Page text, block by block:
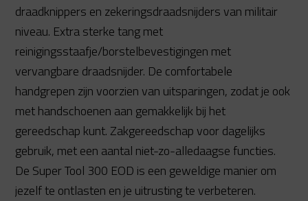
draadknippers en zekeringsdraadsnijders van militair
niveau. Extra sterke tang met
reinigingsstaafje/borstelbevestigingen met
vervangbare draadsnijder. De comfortabele
handgrepen zijn voorzien van uitsparingen, zodat je ook
met handschoenen aan gemakkelijk bij het
gereedschap kunt. Zakgereedschap voor dagelijks
gebruik, met een aantal niet-zo-alledaagse functies.
De Super Tool 300 EOD is een geweldige manier om
jezelf te ontlasten en je uitrusting te verbeteren.